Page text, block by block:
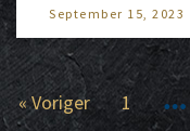
Sep­tem­ber 15, 2023
« Vori­ger 1 …